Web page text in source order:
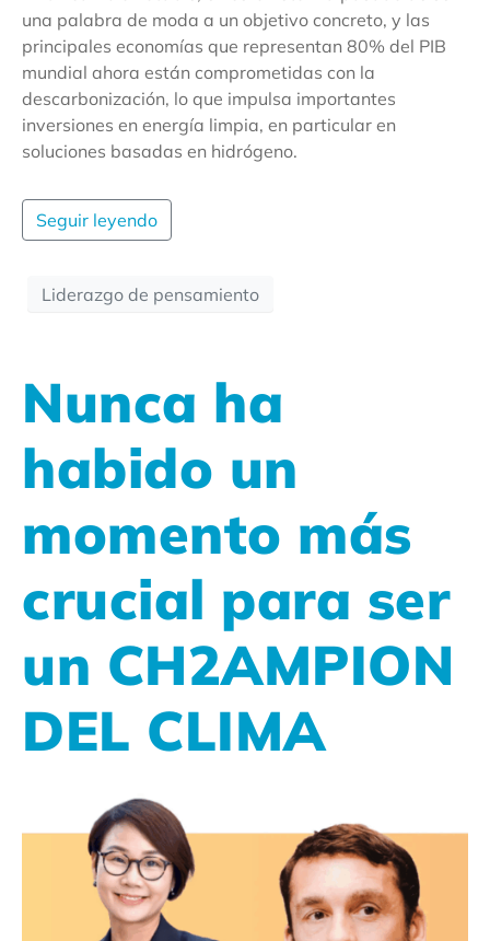
una palabra de moda a un objetivo concreto, y las
principales economías que representan 80% del PIB
mundial ahora están comprometidas con la
descarbonización, lo que impulsa importantes
inversiones en energía limpia, en particular en
soluciones basadas en hidrógeno.
Seguir leyendo
Liderazgo de pensamiento
Nunca ha
habido un
momento más
crucial para ser
un CH2AMPION
DEL CLIMA